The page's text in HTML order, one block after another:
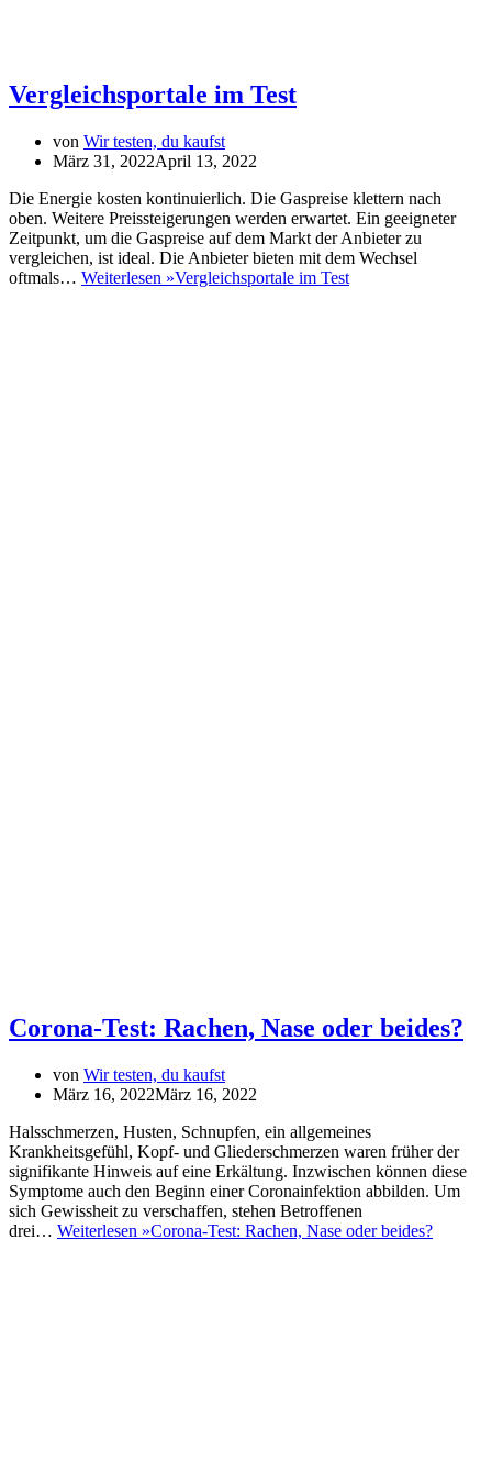
Vergleichsportale im Test
von Wir testen, du kaufst
März 31, 2022April 13, 2022
Die Energie kosten kontinuierlich. Die Gaspreise klettern nach
oben. Weitere Preissteigerungen werden erwartet. Ein geeigneter
Zeitpunkt, um die Gaspreise auf dem Markt der Anbieter zu
vergleichen, ist ideal. Die Anbieter bieten mit dem Wechsel
oftmals… Weiterlesen »Vergleichsportale im Test
Corona-Test: Rachen, Nase oder beides?
von Wir testen, du kaufst
März 16, 2022März 16, 2022
Halsschmerzen, Husten, Schnupfen, ein allgemeines
Krankheitsgefühl, Kopf- und Gliederschmerzen waren früher der
signifikante Hinweis auf eine Erkältung. Inzwischen können diese
Symptome auch den Beginn einer Coronainfektion abbilden. Um
sich Gewissheit zu verschaffen, stehen Betroffenen
drei… Weiterlesen »Corona-Test: Rachen, Nase oder beides?